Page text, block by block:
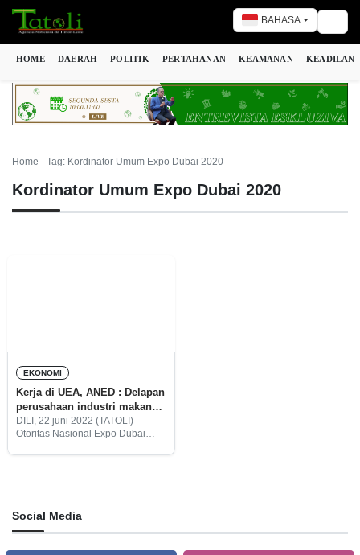
BAHASA
HOME DAERAH POLITIK PERTAHANAN KEAMANAN KEADILAN
Home Tag: Kordinator Umum Expo Dubai 2020
Kordinator Umum Expo Dubai 2020
EKONOMI
Kerja di UEA, ANED : Delapan
perusahaan industri makanan
siap terima Naker TL
DILI, 22 juni 2022 (TATOLI)—
Otoritas Nasional Expo Dubai
ingin mengikuti program
Social Media